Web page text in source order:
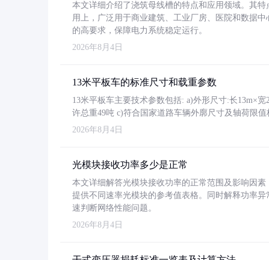
本文详细介绍了浇筑母线槽的特点和应用领域。其
用上，广泛用于商业建筑、工业厂房、医院和数据
的高要求，保障电力系统稳定运行。
2026年8月4日
13米平板车的标准尺寸和载重参数
13米平板车主要技术参数包括: a)外形尺寸:长13m×
许总重49吨 c)符合国家道路车辆外廓尺寸及轴荷限值
2026年8月4日
光模块接收功率多少是正常
本文详细解答光模块接收功率的正常范围及影响因
提供不同速率光模块的参考值表格。同时解释功率
速判断网络性能问题。
2026年8月4日